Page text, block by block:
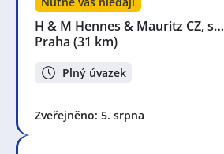
H & M Hennes & Mauritz CZ, s…
Praha (31 km)
Plný úvazek
Zveřejněno: 5. srpna